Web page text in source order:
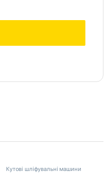
Кутові шліфувальні машини